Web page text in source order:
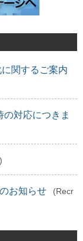
関するご案内
対応につきま
お知らせ
(Recr